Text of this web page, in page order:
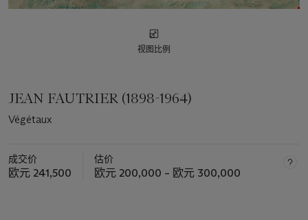
视图比例
JEAN FAUTRIER (1898-1964)
Végétaux
成交价
欧元 241,500
估价
欧元 200,000 – 欧元 300,000